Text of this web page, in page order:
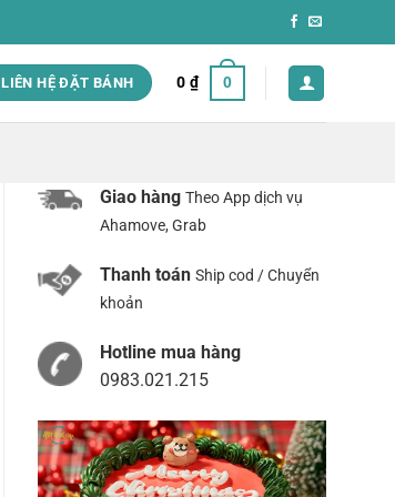
LIÊN HỆ ĐẶT BÁNH 0 ₫ 0
Giao hàng Theo App dịch vụ
Ahamove, Grab
Thanh toán Ship cod / Chuyển
khoản
Hotline mua hàng
0983.021.215